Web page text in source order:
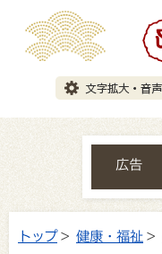
広告
トップ> 健康・福祉 >